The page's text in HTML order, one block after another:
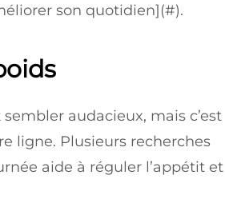
son quotidien](#).
audacieux, mais c’est
ligne. Plusieurs recherches
aide à réguler l’appétit et